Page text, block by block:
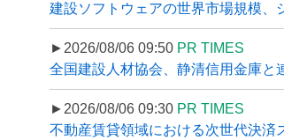
建設ソフトウェアの世界市場規模、
►2026/08/06 09:50 PR TIMES
全国建設人材協会、静清信用金庫と
►2026/08/06 09:30 PR TIMES
不動産賃貸領域における次世代決済